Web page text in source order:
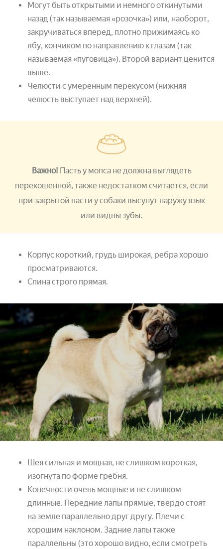
Могут быть открытыми и немного откинутыми
назад (так называемая «розочка») или, наоборот,
закручиваться вперед, плотно прижимаясь ко
лбу, кончиком по направлению к глазам (так
называемая «пуговица»). Второй вариант ценится
выше.
Челюсти с умеренным перекусом (нижняя
челюсть выступает над верхней).
Важно! Пасть у мопса не должна выглядеть
перекошенной, также недостатком считается, если
при закрытой пасти у собаки высунут наружу язык
или видны зубы.
Корпус короткий, грудь широкая, ребра хорошо
просматриваются.
Спина строго прямая.
Шея сильная и мощная, не слишком короткая,
изогнута по форме гребня.
Конечности очень мощные и не слишком
длинные. Передние лапы прямые, твердо стоят
на земле параллельно друг другу. Плечи с
хорошим наклоном. Задние лапы также
параллельны (это хорошо видно, если смотреть